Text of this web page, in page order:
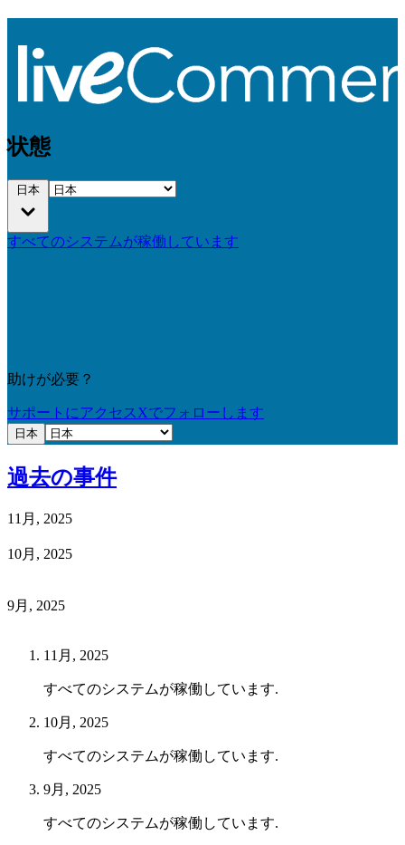
状態
日本
すべてのシステムが稼働しています
助けが必要？
サポートにアクセス Xでフォローします
日本
過去の事件
11月, 2025
10月, 2025
9月, 2025
11月, 2025
すべてのシステムが稼働しています.
10月, 2025
すべてのシステムが稼働しています.
9月, 2025
すべてのシステムが稼働しています.